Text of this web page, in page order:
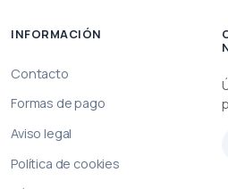
INFORMACIÓN
Contacto
Formas de pago
Aviso legal
Política de cookies